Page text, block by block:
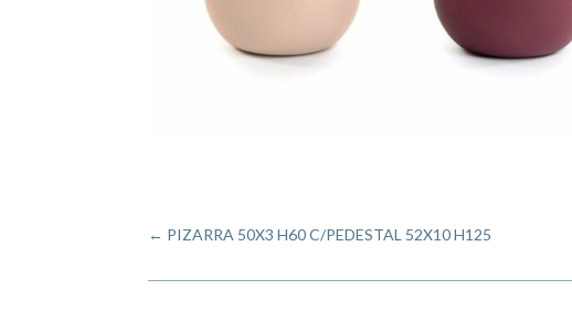
← PIZARRA 50X3 H60 C/PEDESTAL 52X10 H125